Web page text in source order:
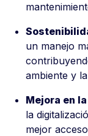
un manejo
ambiente y
Mejora en
la
mejor